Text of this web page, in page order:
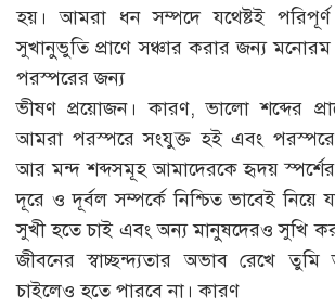
হয়। আমরা ধন সম্পদে যথেষ্টই পরিপূর্ণ
সুখানুভুতি প্রাণে সঞ্চার করার জন্য
পরস্পরের জন্য
ভীষণ প্রয়োজন। কারণ, ভালো শব্দের
আমরা পরস্পরে সংযুক্ত হই এবং পরস্পরে
আর মন্দ শব্দসমূহ আমাদেরকে হৃদয়
দূরে ও দূর্বল সম্পর্কে নিশ্চিত ভাবেই
সুখী হতে চাই এবং অন্য মানুষদেরও সুখি
জীবনের স্বাচ্ছন্দ্যতার অভাব রেখে
চাইলেও হতে পারবে না। কারণ